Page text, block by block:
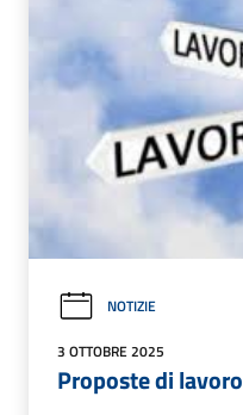
NOTIZIE
3 OTTOBRE 2025
Proposte di lavoro